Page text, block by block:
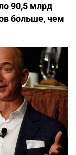
90,5 млрд
больше, чем